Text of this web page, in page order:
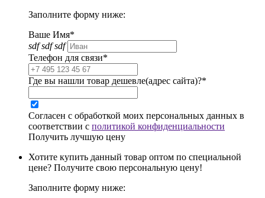
Заполните форму ниже:
Ваше Имя*
sdf sdf sdf
Телефон для связи*
Где вы нашли товар дешевле(адрес сайта)?*
Согласен с обработкой моих персональных данных в
соответствии с политикой конфиденциальности
Получить лучшую цену
Хотите купить данный товар оптом по специальной
цене? Получите свою персональную цену!
Заполните форму ниже: